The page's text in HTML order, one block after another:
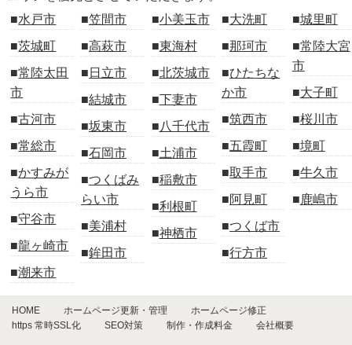
水戸市
茨城町
常陸太田
市
古河市
常総市
かすみが
うら市
守谷市
龍ヶ崎市
潮来市
笠間市
高萩市
日立市
結城市
坂東市
石岡市
つくばみ
らい市
美浦村
鉾田市
小美玉市
東海村
北茨城市
下妻市
八千代市
土浦市
稲敷市
利根町
神栖市
大洗町
那珂市
ひたちな
か市
筑西市
五霞町
取手市
阿見町
つくば市
行方市
城里町
常陸大宮
市
大子町
桜川市
境町
牛久市
鹿嶋市
HOME ホームページ更新・管理
ホームページ修正
https 常時SSL化
SEO対策 制作・作成料金 会社概要